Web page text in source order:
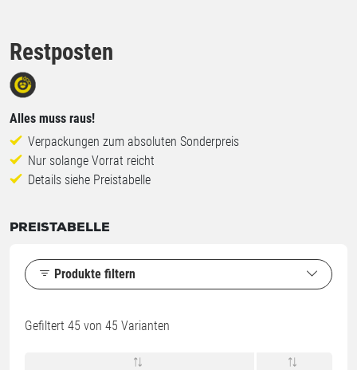
Restposten
Alles muss raus!
Verpackungen zum absoluten Sonderpreis
Nur solange Vorrat reicht
Details siehe Preistabelle
PREISTABELLE
Produkte filtern
Gefiltert 45 von 45 Varianten